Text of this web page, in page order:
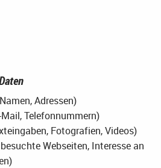
Adressen)
Telefonnummern)
Fotografien, Videos)
Webseiten, Interesse an